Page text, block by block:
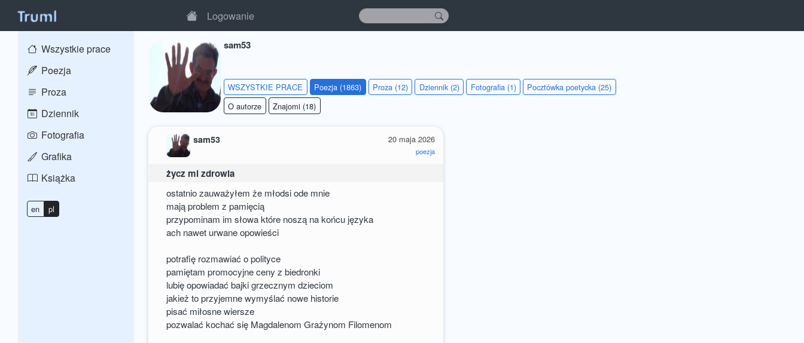
Logowanie
Wszystkie prace
Poezja
Proza
Dziennik
Fotografia
Grafika
Książka
en pl
sam53
WSZYSTKIE PRACE Poezja (1863) Proza (12) Dziennik (2) Fotografia (1)
Pocztówka poetycka (25)
O autorze
Znajomi (18)
20 maja 2026
poezja
sam53
życz mi zdrowia
ostatnio zauważyłem że młodsi ode mnie
mają problem z pamięcią
przypominam im słowa które noszą na końcu języka
ach nawet urwane opowieści
potrafię rozmawiać o polityce
pamiętam promocyjne ceny z biedronki
lubię opowiadać bajki grzecznym dzieciom
jakież to przyjemne wymyślać nowe historie
pisać miłosne wiersze
pozwalać kochać się Magdalenom Grażynom Filomenom